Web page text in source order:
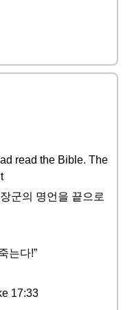
read the Bible. The
군의 명언을 끝으로
는다!”
17:33